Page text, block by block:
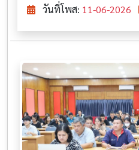
วันที่โพส: 11-06-2026